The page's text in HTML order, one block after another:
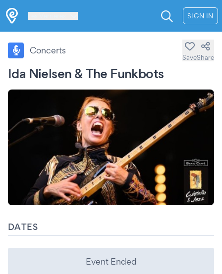
SIGN IN
Ida Nielsen & The Funkbots
Concerts
SaveShare
DATES
Event Ended